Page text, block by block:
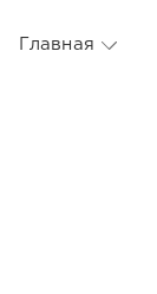
Главная